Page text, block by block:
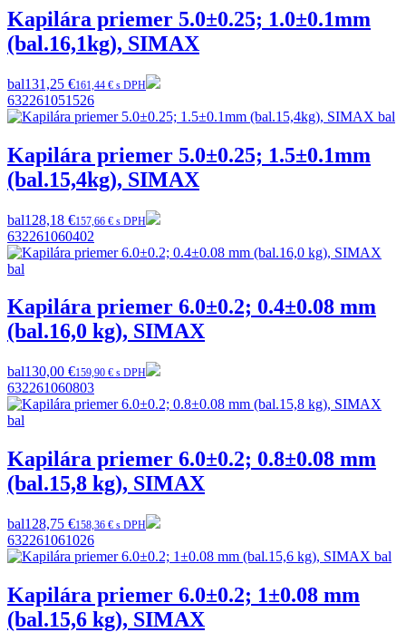
Kapilára priemer 5.0±0.25; 1.0±0.1mm
(bal.16,1kg), SIMAX
bal131,25 €161,44 € s DPH
632261051526
Kapilára priemer 5.0±0.25; 1.5±0.1mm
(bal.15,4kg), SIMAX
bal128,18 €157,66 € s DPH
632261060402
Kapilára priemer 6.0±0.2; 0.4±0.08 mm
(bal.16,0 kg), SIMAX
bal130,00 €159,90 € s DPH
632261060803
Kapilára priemer 6.0±0.2; 0.8±0.08 mm
(bal.15,8 kg), SIMAX
bal128,75 €158,36 € s DPH
632261061026
Kapilára priemer 6.0±0.2; 1±0.08 mm
(bal.15,6 kg), SIMAX